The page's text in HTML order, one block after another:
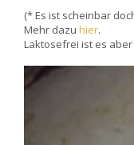
(* Es ist scheinbar
Mehr dazu hier.
Laktosefrei ist es